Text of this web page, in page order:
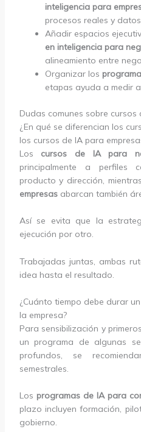
inteligencia para
procesos reales y
Añadir espacios
en inteligencia para
alineamiento entre
Organizar los
etapas ayuda a medir
Dudas comunes sobre
¿En qué se diferencian los
los cursos de IA para
Los cursos de IA para
principalmente a perfiles
producto y dirección,
empresasabarcan también
Así se evita que la
ejecución por otro.
Trabajadas juntas, ambas
idea hasta el resultado.
¿Cuánto tiempo debe durar
la empresa?
Para sensibilización y
un programa de algunas
profundos, se
semestrales.
Los programas de IA para
plazo incluyen formación,
gobierno.